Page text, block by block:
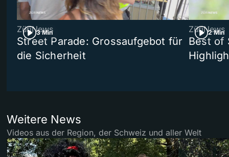
3 Min
ZüriNews
Street Parade: Grossaufgebot für
die Sicherheit
2 Min
ZüriNews
Best of
Weitere News
Videos aus der Region, der Schweiz und aller Welt